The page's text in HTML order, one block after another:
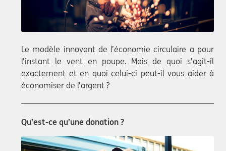
Le modèle innovant de l’économie circulaire a pour
l’instant le vent en poupe. Mais de quoi s’agit-il
exactement et en quoi celui-ci peut-il vous aider à
économiser de l’argent ?
Qu’est-ce qu’une donation ?